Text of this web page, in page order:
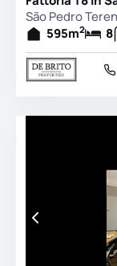
São Pedro
595m2 8